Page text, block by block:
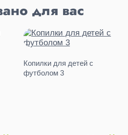
для вас
Копилки для детей с
футболом 3